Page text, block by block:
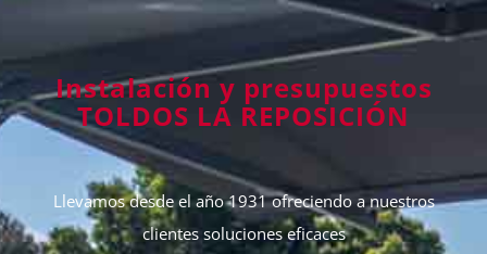
Instalación y presupuestos
TOLDOS LA REPOSICIÓN
Llevamos desde el año 1931 ofreciendo a nuestros
clientes soluciones eficaces